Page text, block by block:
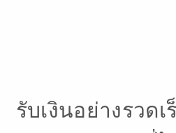
รับเงินอย่างรวด